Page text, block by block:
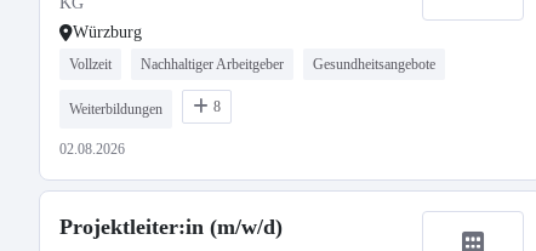
Würzburg
Vollzeit Nachhaltiger Arbeitgeber Gesundheitsangebote
Weiterbildungen 8
02.08.2026
Projektleiter:in (m/w/d)